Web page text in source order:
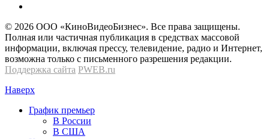
© 2026 OOО «КиноВидеоБизнес». Все права защищены.
Полная или частичная публикация в средствах массовой
информации, включая прессу, телевидение, радио и Интернет,
возможна только с письменного разрешения редакции.
Поддержка сайта PWEB.ru
Наверх
График премьер
В России
В США